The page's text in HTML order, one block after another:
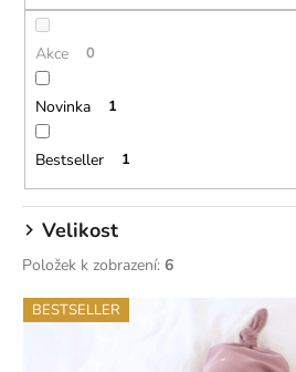
r
o
d
ů
Akce 0
Novinka 1
Bestseller 1
Velikost
Položek k zobrazení: 6
VBESTSELLER
?
D
o
p
o
r